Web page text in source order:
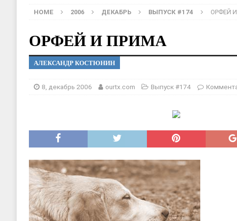
[ 19, июль 2017 ] Классы русского
Школа русского
ДЕТСКИЕ САДЫ
[ 17, июнь 2026 ]
HOME 2006 ДЕКАБРЬ ВЫПУСК #174 ОРФЕЙ
ОРФЕЙ И ПРИМА
АЛЕКСАНДР КОСТЮНИН
8, декабрь 2006 ourtx.com Выпуск #174